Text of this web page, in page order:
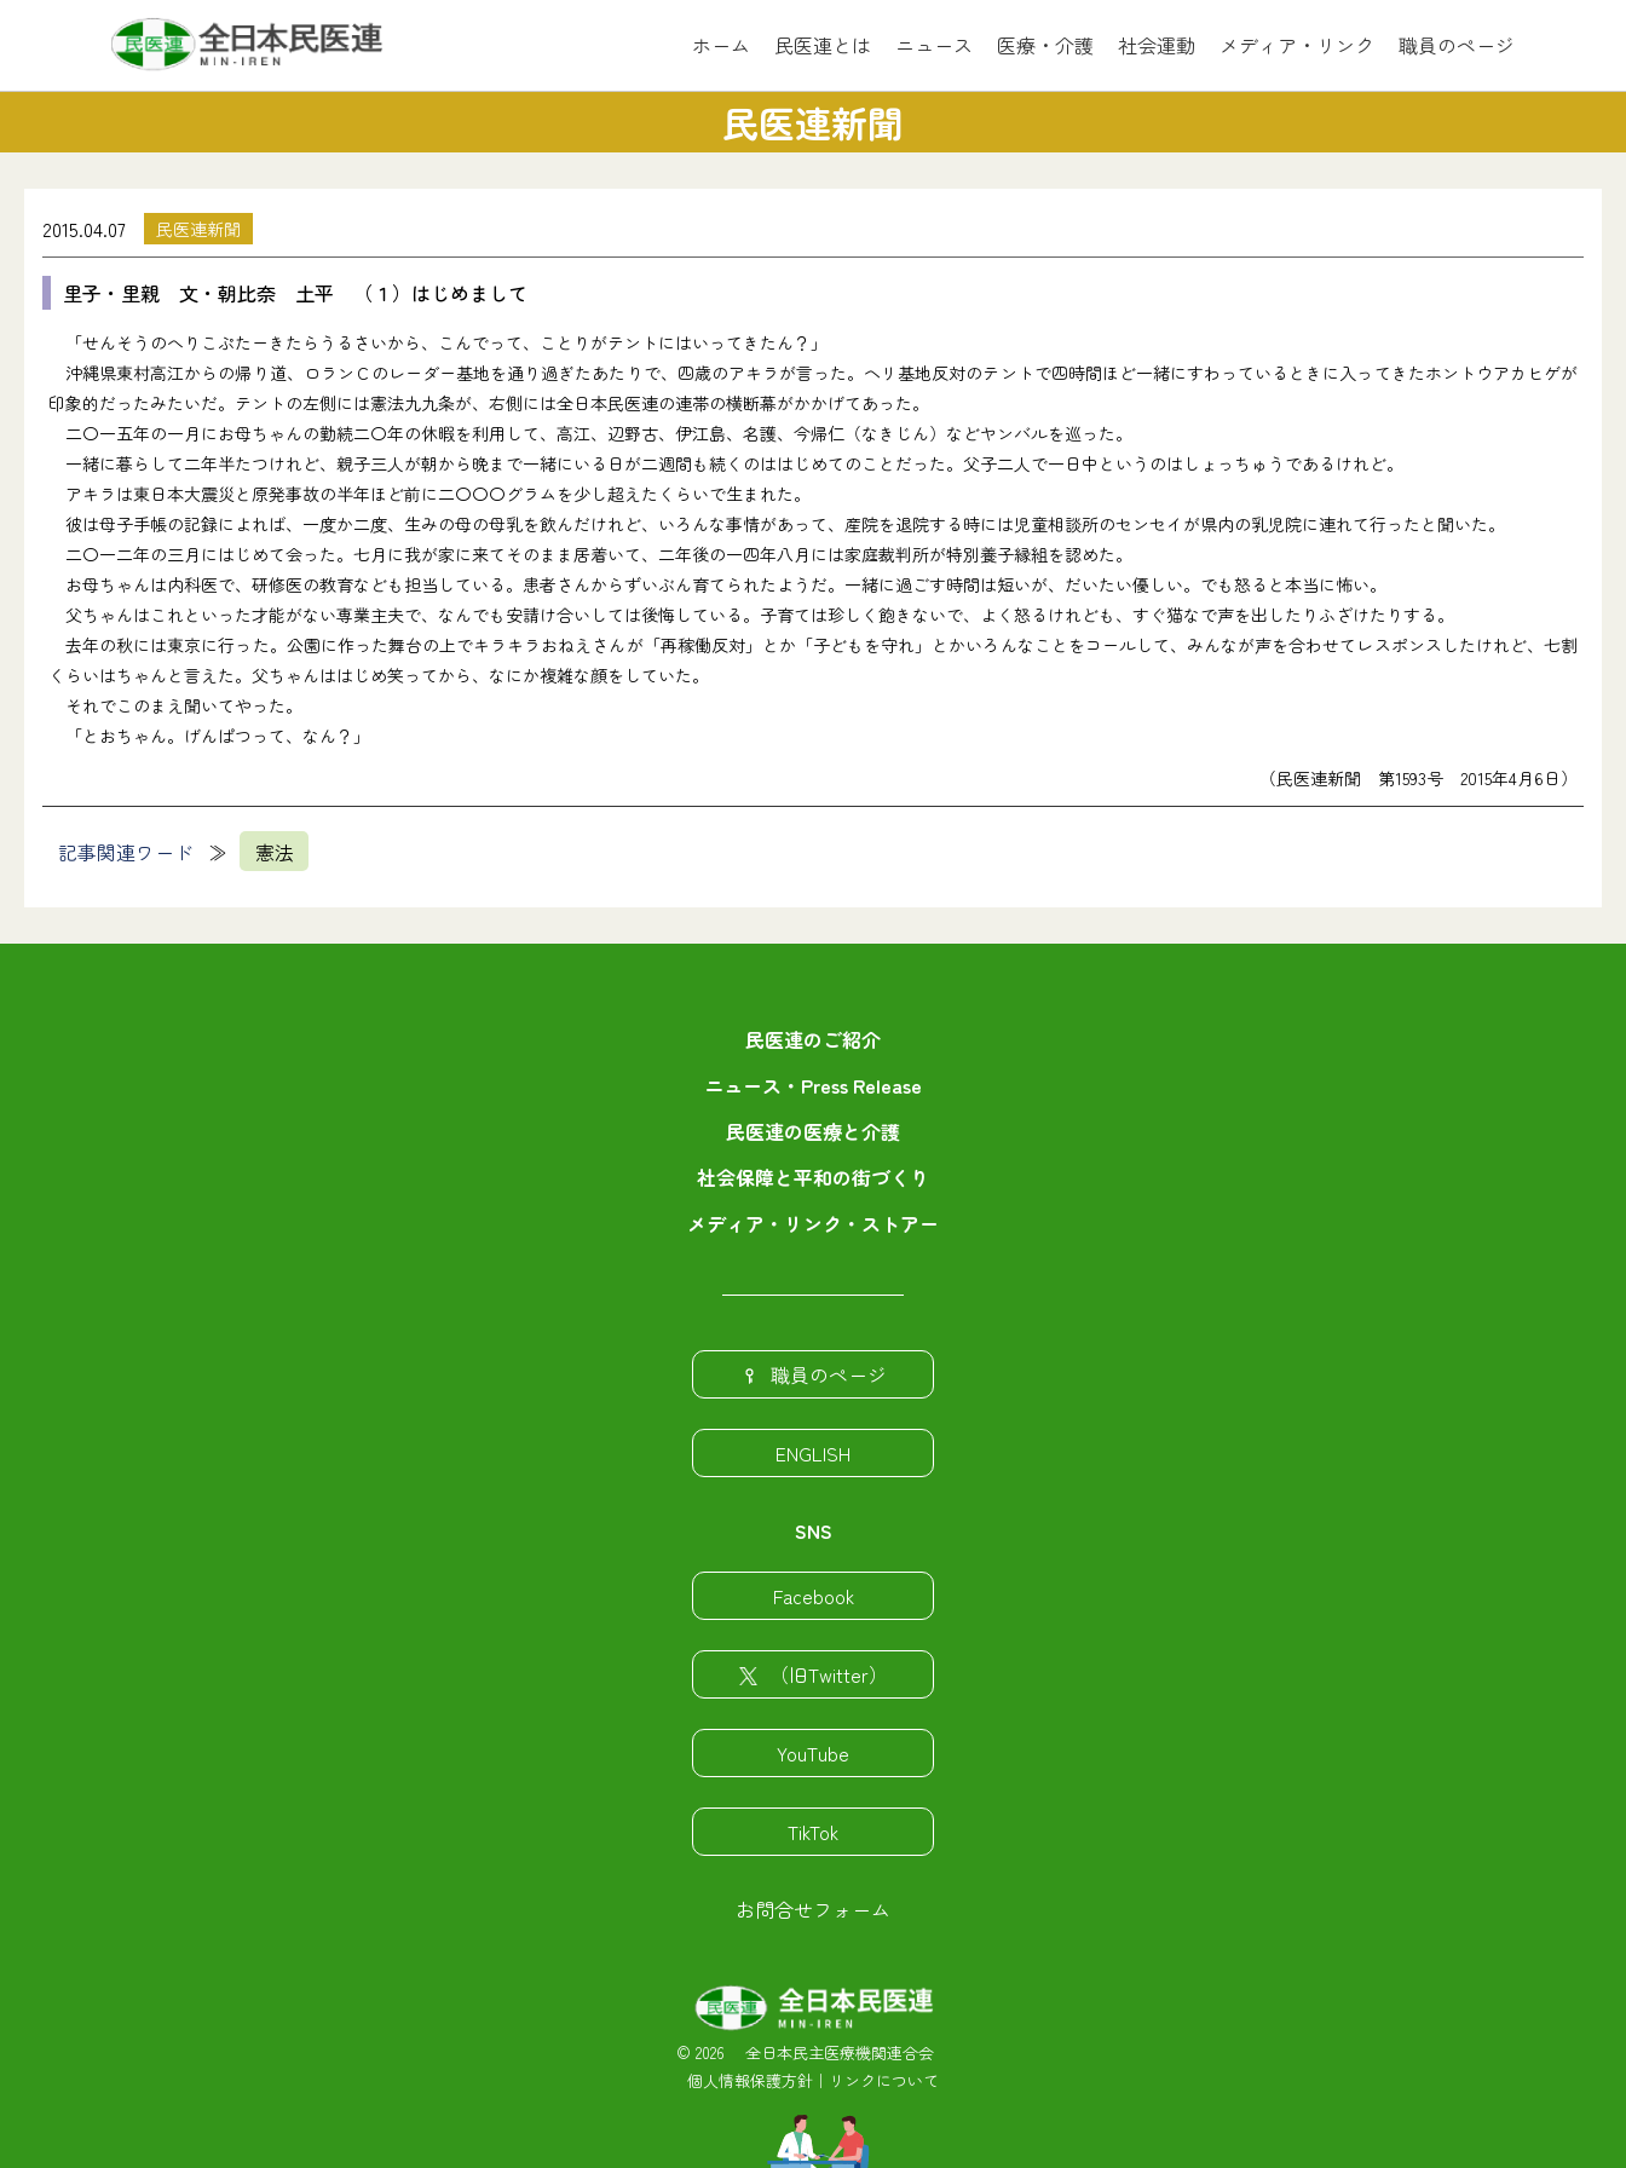
ホーム 民医連とは ニュース 医療・介護 社会運動 メディア・リンク 職員のページ
民医連新聞
2015.04.07 民医連新聞
里子・里親 文・朝比奈 土平 （１）はじめまして
「せんそうのへりこぷたーきたらうるさいから、こんでって、ことりがテントにはいってきたん？」
沖縄県東村高江からの帰り道、ロランＣのレーダー基地を通り過ぎたあたりで、四歳のアキラが言った。ヘリ基地反対のテントで四時間ほど一緒にすわっているときに入ってきたホントウアカヒゲが
印象的だったみたいだ。テントの左側には憲法九九条が、右側には全日本民医連の連帯の横断幕がかかげてあった。
二〇一五年の一月にお母ちゃんの勤続二〇年の休暇を利用して、高江、辺野古、伊江島、名護、今帰仁（なきじん）などヤンバルを巡った。
一緒に暮らして二年半たつけれど、親子三人が朝から晩まで一緒にいる日が二週間も続くのははじめてのことだった。父子二人で一日中というのはしょっちゅうであるけれど。
アキラは東日本大震災と原発事故の半年ほど前に二〇〇〇グラムを少し超えたくらいで生まれた。
彼は母子手帳の記録によれば、一度か二度、生みの母の母乳を飲んだけれど、いろんな事情があって、産院を退院する時には児童相談所のセンセイが県内の乳児院に連れて行ったと聞いた。
二〇一二年の三月にはじめて会った。七月に我が家に来てそのまま居着いて、二年後の一四年八月には家庭裁判所が特別養子縁組を認めた。
お母ちゃんは内科医で、研修医の教育なども担当している。患者さんからずいぶん育てられたようだ。一緒に過ごす時間は短いが、だいたい優しい。でも怒ると本当に怖い。
父ちゃんはこれといった才能がない専業主夫で、なんでも安請け合いしては後悔している。子育ては珍しく飽きないで、よく怒るけれども、すぐ猫なで声を出したりふざけたりする。
去年の秋には東京に行った。公園に作った舞台の上でキラキラおねえさんが「再稼働反対」とか「子どもを守れ」とかいろんなことをコールして、みんなが声を合わせてレスポンスしたけれど、七割
くらいはちゃんと言えた。父ちゃんははじめ笑ってから、なにか複雑な顔をしていた。
それでこのまえ聞いてやった。
「とおちゃん。げんぱつって、なん？」
（民医連新聞 第1593号 2015年4月6日）
記事関連ワード 憲法
民医連のご紹介
ニュース・Press Release
民医連の医療と介護
社会保障と平和の街づくり
メディア・リンク・ストアー
職員のページ
ENGLISH
SNS
Facebook
（旧Twitter）
YouTube
TikTok
お問合せフォーム
© 2026 全日本民主医療機関連合会
個人情報保護方針 ｜ リンクについて